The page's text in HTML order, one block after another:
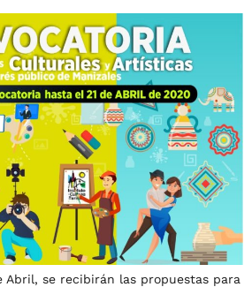
Abril, se recibirán las propuestas para